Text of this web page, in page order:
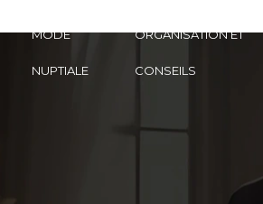
MODE
NUPTIALE
ORGANISATION ET
CONSEILS